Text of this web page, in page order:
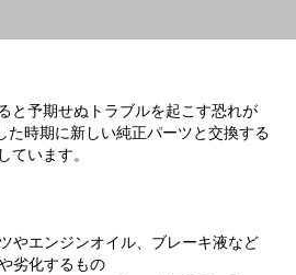
と予期せぬトラブルを起こす恐れが
た時期に新しい純正パーツと交換する
ています。
やエンジンオイル、ブレーキ液など
劣化するもの